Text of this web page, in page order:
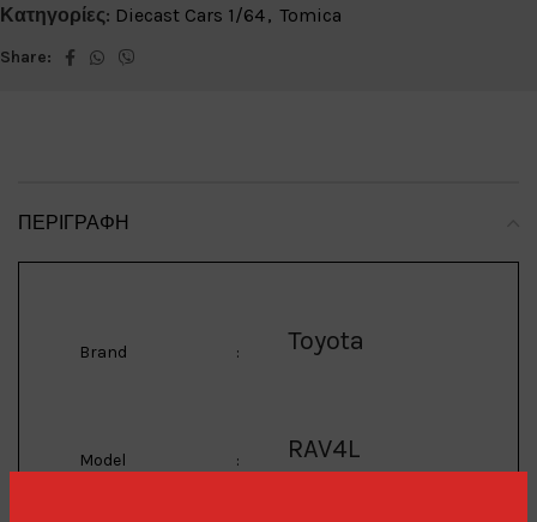
Κατηγορίες: Diecast Cars 1/64, Tomica
Share:
ΠΕΡΙΓΡΑΦΉ
Brand : Toyota
Model : RAV4L